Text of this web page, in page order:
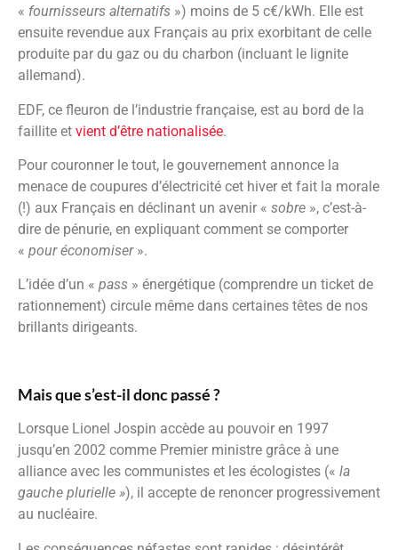
« fournisseurs alternatifs ») moins de 5 c€/kWh. Elle est
ensuite revendue aux Français au prix exorbitant de celle
produite par du gaz ou du charbon (incluant le lignite
allemand).
EDF, ce fleuron de l’industrie française, est au bord de la
faillite et vient d’être nationalisée.
Pour couronner le tout, le gouvernement annonce la
menace de coupures d’électricité cet hiver et fait la morale
(!) aux Français en déclinant un avenir « sobre », c’est-à-
dire de pénurie, en expliquant comment se comporter
« pour économiser».
L’idée d’un « pass » énergétique (comprendre un ticket de
rationnement) circule même dans certaines têtes de nos
brillants dirigeants.
Mais que s’est-il donc passé ?
Lorsque Lionel Jospin accède au pouvoir en 1997
jusqu’en 2002 comme Premier ministre grâce à une
alliance avec les communistes et les écologistes (« la
gauche plurielle »), il accepte de renoncer progressivement
au nucléaire.